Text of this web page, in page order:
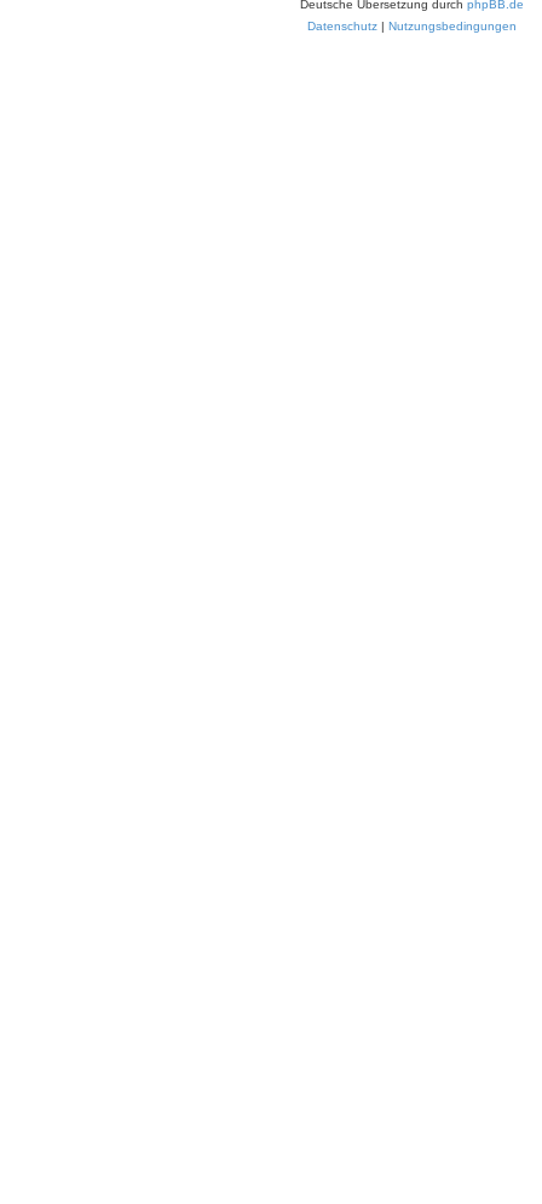
Deutsche Übersetzung durch phpBB.de
Datenschutz | Nutzungsbedingungen